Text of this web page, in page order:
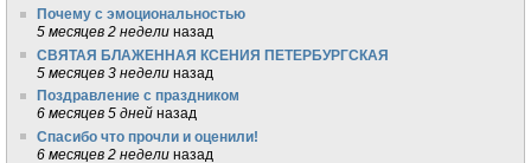
Почему с эмоциональностью
5 месяцев 2 недели назад
СВЯТАЯ БЛАЖЕННАЯ КСЕНИЯ ПЕТЕРБУРГСКАЯ
5 месяцев 3 недели назад
Поздравление с праздником
6 месяцев 5 дней назад
Спасибо что прочли и оценили!
6 месяцев 2 недели назад